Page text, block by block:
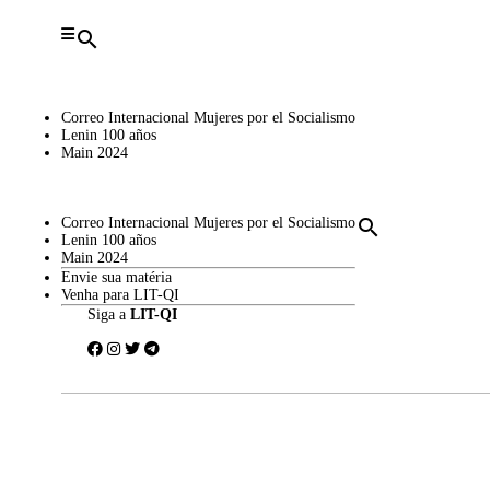
search
Correo Internacional Mujeres por el Socialismo
Lenin 100 años
Main 2024
Correo Internacional Mujeres por el Socialismo
Lenin 100 años
Main 2024
Envie sua matéria
Venha para LIT-QI
Siga a LIT-QI
search